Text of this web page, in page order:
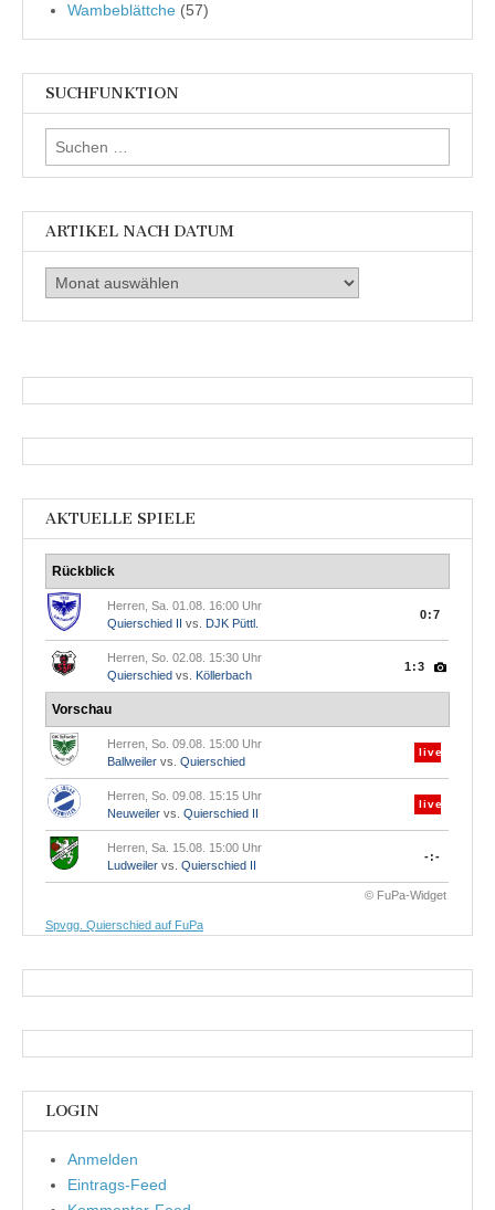
Wambeblättche (57)
SUCHFUNKTION
Suchen
nach:
ARTIKEL NACH DATUM
Artikel
nach
AKTUELLE SPIELE
Rückblick
Herren, Sa. 01.08. 16:00 Uhr
Quierschied II vs. DJK Püttl.
0:7
Herren, So. 02.08. 15:30 Uhr
Quierschied vs. Köllerbach
1:3
Vorschau
Herren, So. 09.08. 15:00 Uhr
Ballweiler vs. Quierschied
live
Herren, So. 09.08. 15:15 Uhr
Neuweiler vs. Quierschied II
live
Herren, Sa. 15.08. 15:00 Uhr
Ludweiler vs. Quierschied II
-:-
© FuPa-Widget
Spvgg. Quierschied auf FuPa
LOGIN
Anmelden
Eintrags-Feed